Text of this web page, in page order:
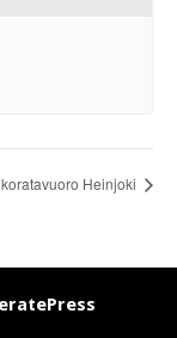
Heinjoki